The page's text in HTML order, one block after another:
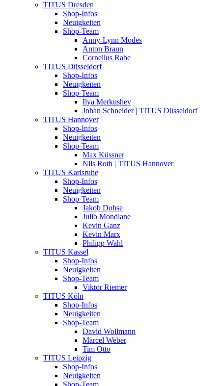
TITUS Dresden
Shop-Infos
Neuigkeiten
Shop-Team
Anny-Lynn Modes
Anton Braun
Cornelius Rabe
TITUS Düsseldorf
Shop-Infos
Neuigkeiten
Shop-Team
Ilya Merkushev
Johan Schneider | TITUS Düsseldorf
TITUS Hannover
Shop-Infos
Neuigkeiten
Shop-Team
Max Küssner
Nils Roth | TITUS Hannover
TITUS Karlsruhe
Shop-Infos
Neuigkeiten
Shop-Team
Jakob Dohse
Julio Mondlane
Kevin Ganz
Kevin Marx
Philipp Wahl
TITUS Kassel
Shop-Infos
Neuigkeiten
Shop-Team
Viktor Riemer
TITUS Köln
Shop-Infos
Neuigkeiten
Shop-Team
David Wollmann
Marcel Weber
Tim Otto
TITUS Leipzig
Shop-Infos
Neuigkeiten